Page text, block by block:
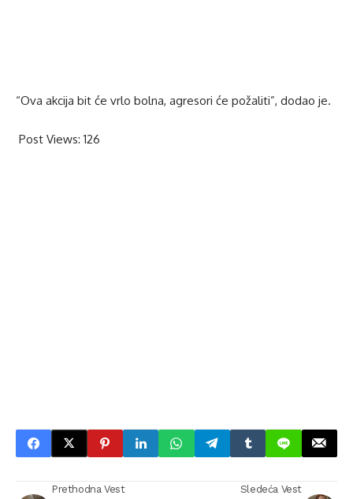
“Ova akcija bit će vrlo bolna, agresori će požaliti”, dodao je.
Post Views: 126
Prethodna Vest Sledeća Vest